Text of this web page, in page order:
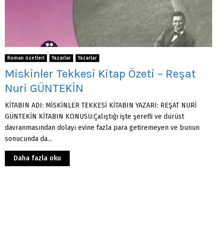
Roman özetleri Yazarlar Yazarlar
Miskinler Tekkesi Kitap Özeti – Reşat
Nuri GÜNTEKİN
KİTABIN ADI: MİSKİNLER TEKKESİ KİTABIN YAZARI: REŞAT NURİ
GÜNTEKİN KİTABIN KONUSU:Çalıştığı işte şerefli ve dürüst
davranmasından dolayı evine fazla para getiremeyen ve bunun
sonucunda da...
Daha fazla oku